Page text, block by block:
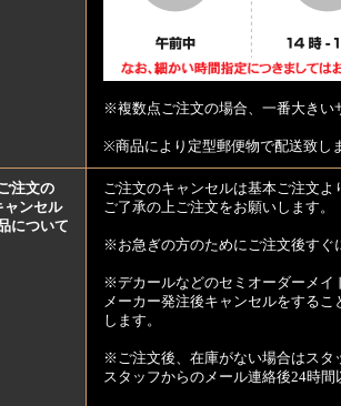
※複数点ご注文の場合、一番大きい
※商品により定型郵便物で配送致し
注文の
ャンセル
について
ご注文のキャンセルは基本ご注文よ
ご了承の上ご注文をお願いします。
※お急ぎの方のためにご注文後すぐ
※デカールなどのセミオーダーメイ
メーカー発注後キャンセルをする
します。
※ご注文後、在庫がない場合はスタ
スタッフからのメール連絡後24時間